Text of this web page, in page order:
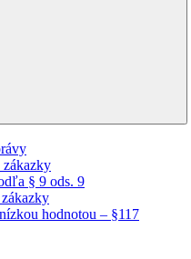
§ 9 ods. 9
hodnotou – §117